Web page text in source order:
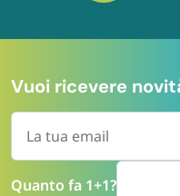
Vuoi ricevere
Quanto fa 1+1?